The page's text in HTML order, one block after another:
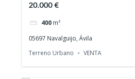
20.000 €
400 m²
05697 Navalguijo, Ávila
Terreno Urbano
VENTA